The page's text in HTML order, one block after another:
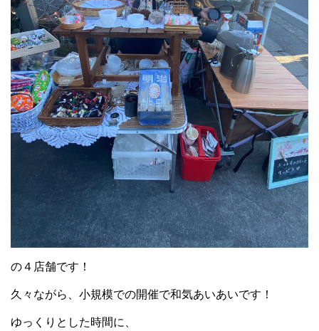
の４店舗です！
久々ながら、小規模での開催で和気あいあいです！
ゆっくりとした時間に、